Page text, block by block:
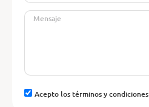
Acepto los términos y condiciones